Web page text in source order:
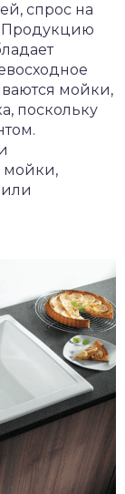
спрос на
Продукцию
мойки,
поскольку
мойки,